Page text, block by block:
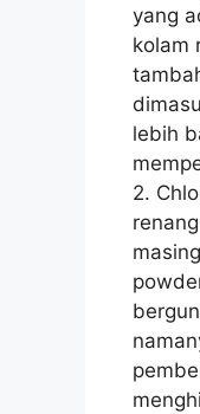
yang
kolam
lebih
2.